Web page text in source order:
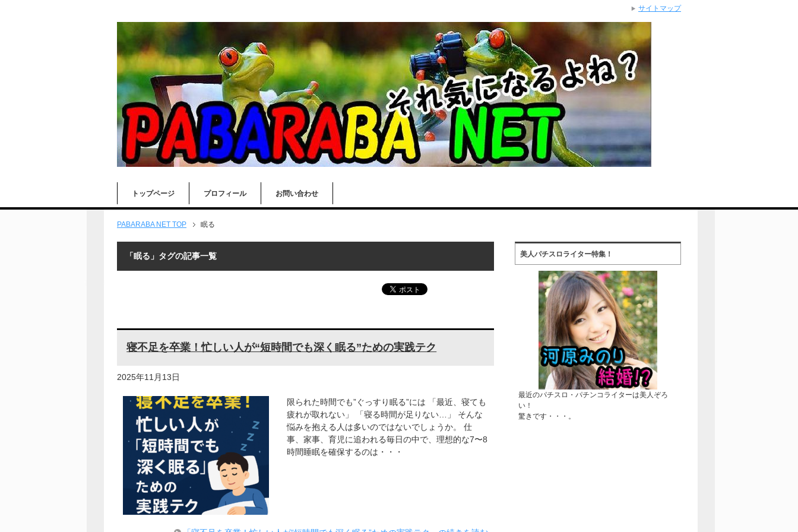
トップページ プロフィール お問い合わせ
PABARABA NET TOP 眠る
「眠る」タグの記事一覧
寝不足を卒業！忙しい人が“短時間でも深く眠る”ための実践テク
2025年11月13日
限られた時間でも”ぐっすり眠る”には 「最近、寝ても
疲れが取れない」 「寝る時間が足りない…」 そんな
悩みを抱える人は多いのではないでしょうか。 仕
事、家事、育児に追われる毎日の中で、理想的な7〜8
時間睡眠を確保するのは・・・
美人パチスロライター特集！
最近のパチスロ・パチンコライターは美人ぞろ
い！
驚きです・・・。
サイトマップ